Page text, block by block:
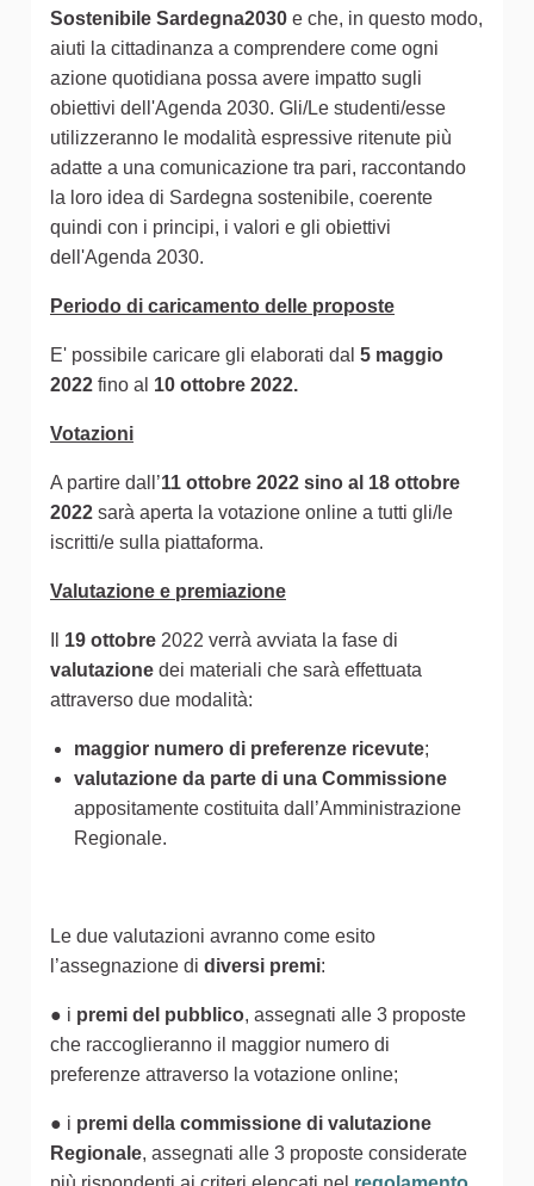
Sostenibile Sardegna2030 e che, in questo modo,
aiuti la cittadinanza a comprendere come ogni
azione quotidiana possa avere impatto sugli
obiettivi dell'Agenda 2030. Gli/Le studenti/esse
utilizzeranno le modalità espressive ritenute più
adatte a una comunicazione tra pari, raccontando
la loro idea di Sardegna sostenibile, coerente
quindi con i principi, i valori e gli obiettivi
dell'Agenda 2030.
Periodo di caricamento delle proposte
E' possibile caricare gli elaborati dal 5 maggio
2022 fino al 10 ottobre 2022.
Votazioni
A partire dall’11 ottobre 2022 sino al 18 ottobre
2022 sarà aperta la votazione online a tutti gli/le
iscritti/e sulla piattaforma.
Valutazione e premiazione
19 ottobre 2022 verrà avviata la fase di
valutazione dei materiali che sarà effettuata
attraverso due modalità:
maggior numero di preferenze ricevute;
valutazione da parte di una Commissione
appositamente costituita dall’Amministrazione
Regionale.
Le due valutazioni avranno come esito
l’assegnazione di diversi premi:
● i premi del pubblico, assegnati alle 3 proposte
che raccoglieranno il maggior numero di
preferenze attraverso la votazione online;
● i premi della commissione di valutazione
Regionale, assegnati alle 3 proposte considerate